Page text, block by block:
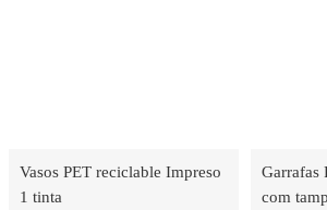
Vasos PET reciclable Impreso
1 tinta
Garrafas
com